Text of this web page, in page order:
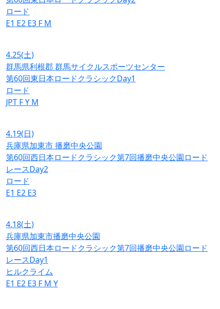
ロード
E1 E2 E3 F M
4.25(土)
群馬県利根郡 群馬サイクルスポーツセンター
第60回東日本ロードクラシックDay1
ロード
JPT FY M
4.19(日)
兵庫県加東市 播磨中央公園
第60回西日本ロードクラシック第7回播磨中央公園ロード
レースDay2
ロード
E1 E2 E3
4.18(土)
兵庫県加東市播磨中央公園
第60回西日本ロードクラシック第7回播磨中央公園ロード
レースDay1
ヒルクライム
E1 E2 E3 F M Y